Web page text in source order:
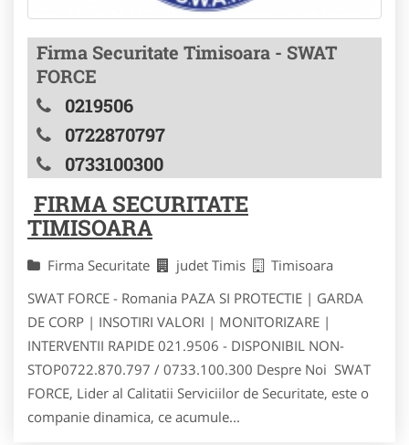
Firma Securitate Timisoara - SWAT
FORCE
0219506
0722870797
0733100300
FIRMA SECURITATE
TIMISOARA
Firma Securitate judet Timis
Timisoara
SWAT FORCE - Romania PAZA SI PROTECTIE | GARDA
DE CORP | INSOTIRI VALORI | MONITORIZARE |
INTERVENTII RAPIDE 021.9506 - DISPONIBIL NON-
STOP0722.870.797 / 0733.100.300 Despre Noi SWAT
FORCE, Lider al Calitatii Serviciilor de Securitate, este o
companie dinamica, ce acumule...